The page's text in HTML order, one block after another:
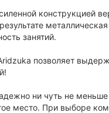
конструкцией
занятий.
позволяет
ни чуть не
место. При выборе